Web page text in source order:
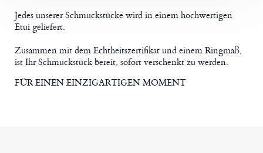
Jedes unserer Schmuckstücke wird in einem hochwertigen
Etui geliefert.
Zusammen mit dem Echtheitszertifikat und einem Ringmaß,
ist Ihr Schmuckstück bereit, sofort verschenkt zu werden.
FÜR EINEN EINZIGARTIGEN MOMENT